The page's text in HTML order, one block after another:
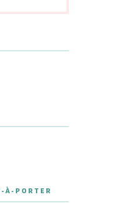
À-PORTER